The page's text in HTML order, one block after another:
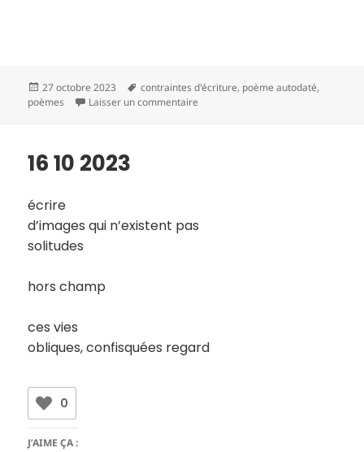
Publié
le
27 octobre 2023
Mots-
clés
contraintes d'écriture, poème autodaté,
poèmes
Laisser un commentaire
16 10 2023
écrire
d’images qui n’existent pas
solitudes
hors champ
ces vies
obliques, confisquées regard
0
J’AIME ÇA :